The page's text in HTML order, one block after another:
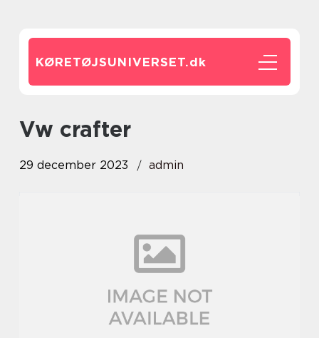
KØRETØJSUNIVERSET.dk
vw crafter
29 december 2023 admin